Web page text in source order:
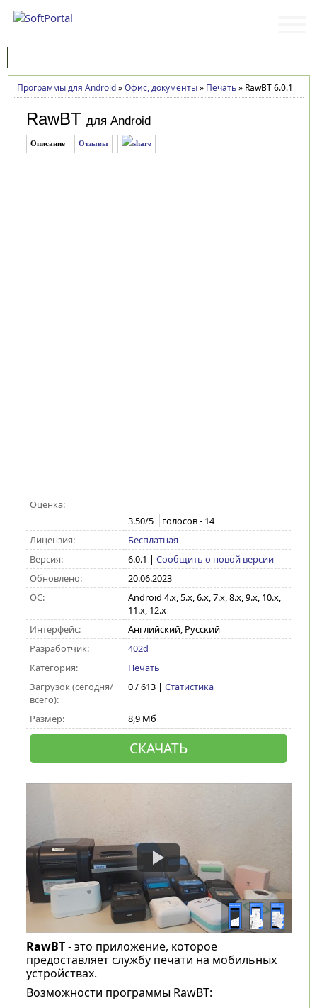
Программы для Android»Офис, документы» Печать»RawBT 6.0.1
RawBT для Android
Описание Отзывы
Оценка:
3.50/5 голосов - 14
Лицензия:
Бесплатная
Версия:
6.0.1 | Сообщить о новой версии
Обновлено:
20.06.2023
ОС:
Android 4.x, 5.x, 6.x, 7.x, 8.x, 9.x, 10.x,
11.x, 12.x
Интерфейс:
Английский, Русский
Разработчик:
402d
Категория:
Печать
Загрузок (сегодня/
всего):
0 / 613 | Статистика
Размер: 8,9 Мб
СКАЧАТЬ
RawBT- это приложение, которое
предоставляет службу печати на мобильных
устройствах.
Возможности программы RawBT: